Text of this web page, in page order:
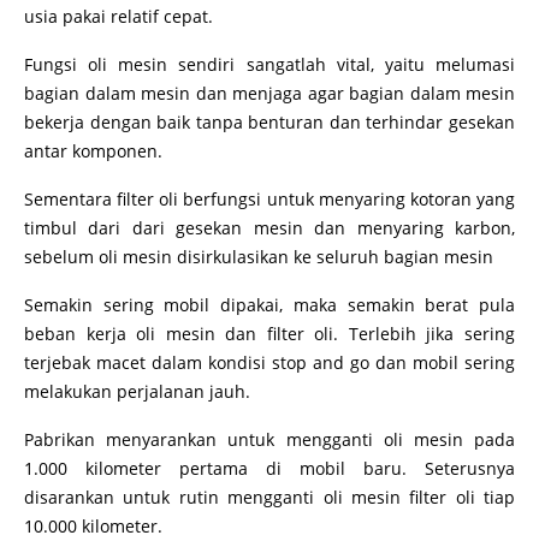
usia pakai relatif cepat.
Fungsi oli mesin sendiri sangatlah vital, yaitu melumasi
bagian dalam mesin dan menjaga agar bagian dalam mesin
bekerja dengan baik tanpa benturan dan terhindar gesekan
antar komponen.
Sementara filter oli berfungsi untuk menyaring kotoran yang
timbul dari dari gesekan mesin dan menyaring karbon,
sebelum oli mesin disirkulasikan ke seluruh bagian mesin
Semakin sering mobil dipakai, maka semakin berat pula
beban kerja oli mesin dan filter oli. Terlebih jika sering
terjebak macet dalam kondisi stop and go dan mobil sering
melakukan perjalanan jauh.
Pabrikan menyarankan untuk mengganti oli mesin pada
1.000 kilometer pertama di mobil baru. Seterusnya
disarankan untuk rutin mengganti oli mesin filter oli tiap
10.000 kilometer.